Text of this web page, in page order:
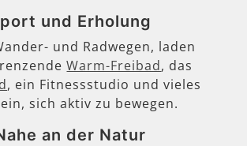
und Erholung
und Radwegen, laden
Warm-Freibad, das
, ein Fitnessstudio und vieles
sich aktiv zu bewegen.
an der Natur